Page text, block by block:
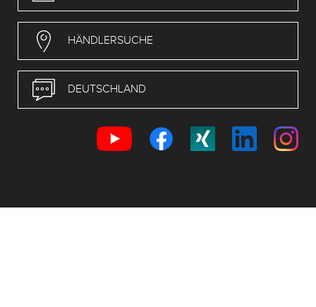
HÄNDLERSUCHE
DEUTSCHLAND